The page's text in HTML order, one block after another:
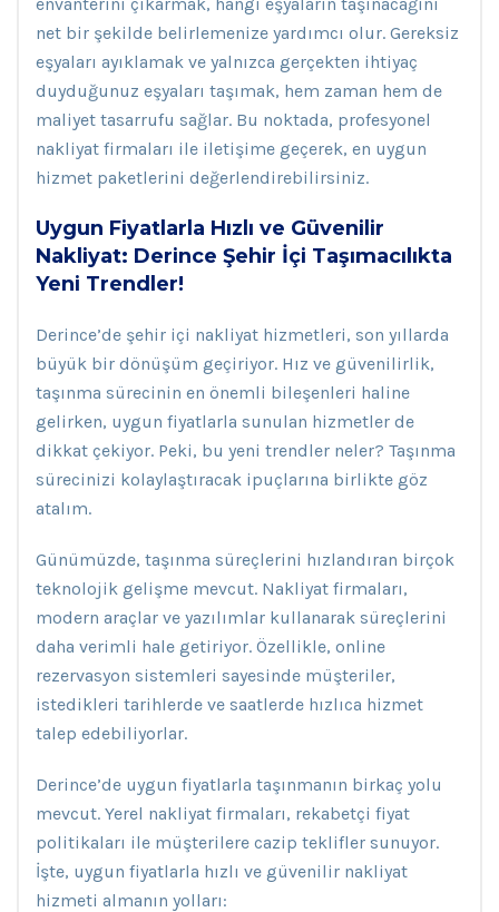
net bir şekilde belirlemenize yardımcı olur. Gereksiz
eşyaları ayıklamak ve yalnızca gerçekten ihtiyaç
duyduğunuz eşyaları taşımak, hem zaman hem de
maliyet tasarrufu sağlar. Bu noktada, profesyonel
nakliyat firmaları ile iletişime geçerek, en uygun
hizmet paketlerini değerlendirebilirsiniz.
Uygun Fiyatlarla Hızlı ve Güvenilir
Nakliyat: Derince Şehir İçi Taşımacılıkta
Yeni Trendler!
Derince’de şehir içi nakliyat hizmetleri, son yıllarda
büyük bir dönüşüm geçiriyor. Hız ve güvenilirlik,
taşınma sürecinin en önemli bileşenleri haline
gelirken, uygun fiyatlarla sunulan hizmetler de
dikkat çekiyor. Peki, bu yeni trendler neler? Taşınma
sürecinizi kolaylaştıracak ipuçlarına birlikte göz
atalım.
Günümüzde, taşınma süreçlerini hızlandıran birçok
teknolojik gelişme mevcut. Nakliyat firmaları,
modern araçlar ve yazılımlar kullanarak süreçlerini
daha verimli hale getiriyor. Özellikle, online
rezervasyon sistemleri sayesinde müşteriler,
istedikleri tarihlerde ve saatlerde hızlıca hizmet
talep edebiliyorlar.
Derince’de uygun fiyatlarla taşınmanın birkaç yolu
mevcut. Yerel nakliyat firmaları, rekabetçi fiyat
politikaları ile müşterilere cazip teklifler sunuyor.
İşte, uygun fiyatlarla hızlı ve güvenilir nakliyat
hizmeti almanın yolları: